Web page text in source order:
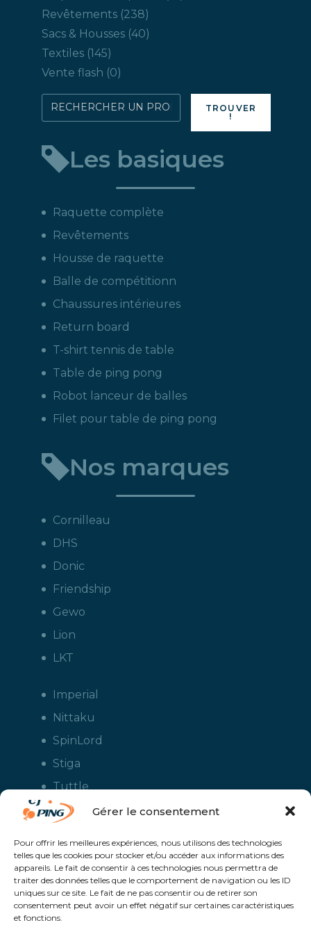
Gérer le consentement
Pour offrir les meilleures expériences, nous utilisons des technologies
telles que les cookies pour stocker et/ou accéder aux informations des
appareils. Le fait de consentir à ces technologies nous permettra de
traiter des données telles que le comportement de navigation ou les ID
uniques sur ce site. Le fait de ne pas consentir ou de retirer son
consentement peut avoir un effet négatif sur certaines caractéristiques
et fonctions.
Revêtements 238238
produits
Sacs & Housses 4040
Textiles 145145
produits
Vente flash 00
Rechercher
directement
produit
:
TROUVER
!
Les basiques
Raquette complète
Revêtements
Housse de raquette
Balle de compétitionn
Chaussures intérieures
Return board
T-shirt tennis de table
Table de ping pong
Robot lanceur de balles
Filet pour table de ping pong
Nos marques
Cornilleau
DHS
Donic
Friendship
Gewo
Lion
LKT
Imperial
Nittaku
SpinLord
Stiga
Tuttle
Xiom